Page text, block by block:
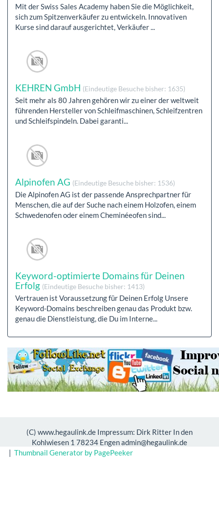
Mit der Swiss Sales Academy haben Sie die Möglichkeit,
sich zum Spitzenverkäufer zu entwickeln. Innovativen
Kurse sind darauf ausgerichtet, Verkäufer ...
KEHREN GmbH (Eindeutige Besuche bisher: 1635)
Seit mehr als 80 Jahren gehören wir zu einer der weltweit
führenden Hersteller von Schleifmaschinen, Schleifzentren
und Schleifspindeln. Dabei garanti...
Alpinofen AG (Eindeutige Besuche bisher: 1536)
Die Alpinofen AG ist der passende Ansprechpartner für
Menschen, die auf der Suche nach einem Holzofen, einem
Schwedenofen oder einem Cheminéeofen sind...
Keyword-optimierte Domains für Deinen
Erfolg (Eindeutige Besuche bisher: 1413)
Vertrauen ist Voraussetzung für Deinen Erfolg Unsere
Keyword-Domains beschreiben genau das Produkt bzw.
genau die Dienstleistung, die Du im Interne...
(C) www.hegaulink.de Impressum: Dirk Ritter In den
Kohlwiesen 1 78234 Engen admin@hegaulink.de
| Thumbnail Generator by PagePeeker